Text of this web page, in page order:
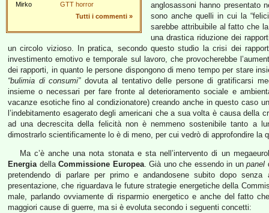
Mirko
GTT horror
Tutti i commenti »
anglosassoni hanno presentato
sono anche quelli in cui la
sarebbe attribuibile al fatto che
una drastica riduzione dei
un circolo vizioso. In pratica, secondo questo studio la crisi dei
investimento emotivo e temporale sul lavoro, che provocherebbe
dei rapporti, in quanto le persone dispongono di meno tempo per stare
“bulimia di consumi”dovuta al tentativo delle persone di gratificarsi
insieme o necessari per fare fronte al deterioramento sociale e
vacanze esotiche fino al condizionatore) creando anche in questo caso
l’indebitamento esagerato degli americani che a sua volta è causa
ad una decrescita della felicità non è nemmeno sostenibile tanto a
dimostrarlo scientificamente lo è di meno, per cui vedrò di approfondire la
Ma c’è anche una nota stonata e sta nell’intervento di un
Energiadella Commissione Europea. Già uno che essendo in un panel
pretendendo di parlare per primo e andandosene subito dopo
presentazione, che riguardava le future strategie energetiche della
male, parlando ovviamente di risparmio energetico e anche del fatto
maggiori cause di guerre, ma si è evoluta secondo i seguenti concetti: